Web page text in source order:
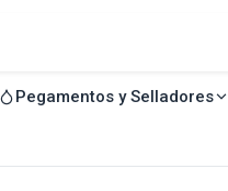
Pegamentos y Selladores